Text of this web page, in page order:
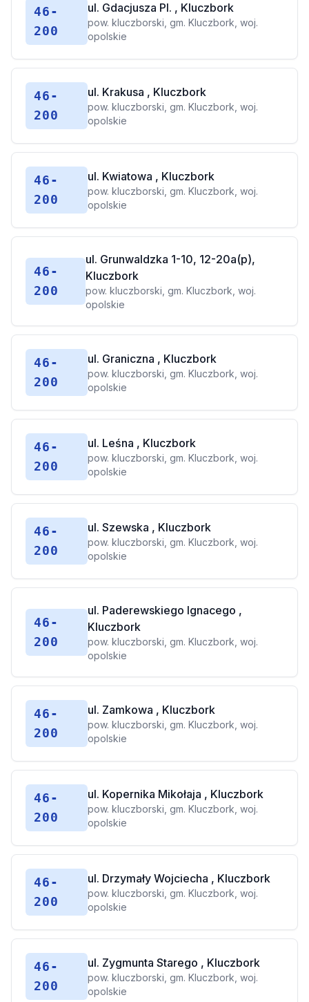
46-
200
ul. Gdacjusza Pl. , Kluczbork
pow. kluczborski, gm. Kluczbork, woj.
opolskie
46-
200
ul. Krakusa , Kluczbork
pow. kluczborski, gm. Kluczbork, woj.
opolskie
46-
200
ul. Kwiatowa , Kluczbork
pow. kluczborski, gm. Kluczbork, woj.
opolskie
46-
200
ul. Grunwaldzka 1-10, 12-20a(p),
Kluczbork
pow. kluczborski, gm. Kluczbork, woj.
opolskie
46-
200
ul. Graniczna , Kluczbork
pow. kluczborski, gm. Kluczbork, woj.
opolskie
46-
200
ul. Leśna , Kluczbork
pow. kluczborski, gm. Kluczbork, woj.
opolskie
46-
200
ul. Szewska , Kluczbork
pow. kluczborski, gm. Kluczbork, woj.
opolskie
46-
200
ul. Paderewskiego Ignacego ,
Kluczbork
pow. kluczborski, gm. Kluczbork, woj.
opolskie
46-
200
ul. Zamkowa , Kluczbork
pow. kluczborski, gm. Kluczbork, woj.
opolskie
46-
200
ul. Kopernika Mikołaja , Kluczbork
pow. kluczborski, gm. Kluczbork, woj.
opolskie
46-
200
ul. Drzymały Wojciecha , Kluczbork
pow. kluczborski, gm. Kluczbork, woj.
opolskie
46-
200
ul. Zygmunta Starego , Kluczbork
pow. kluczborski, gm. Kluczbork, woj.
opolskie